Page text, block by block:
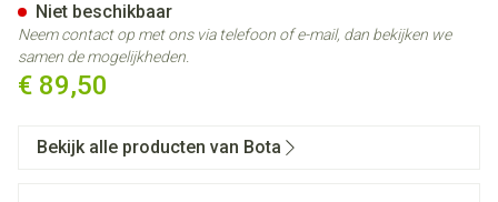
€ 89,50
Niet beschikbaar
Neem contact op met ons via telefoon of e-mail, dan bekijken we
samen de mogelijkheden.
Bekijk alle producten van Bota